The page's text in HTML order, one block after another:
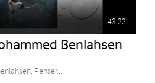
43:22
Benlahsen
Penser...